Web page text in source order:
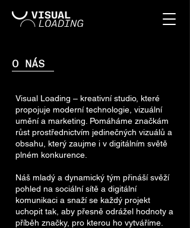
O NÁS
Visual Loading – kreativní studio, které
propojuje moderní technologie, vizuální
umění a marketing. Pomáháme značkám
růst prostřednictvím jedinečných vizuálů a
obsahu, který zaujme i v digitálním světě
plném konkurence.
Náš mladý a dynamický tým přináší svěží
pohled na sociální sítě a digitální
komunikaci a snaží se každý projekt
uchopit tak, aby přesně odrážel hodnoty a
příběh značky, pro kterou ho vytváříme.